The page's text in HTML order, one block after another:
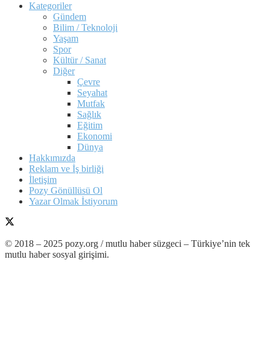
Kategoriler
Gündem
Bilim / Teknoloji
Yaşam
Spor
Kültür / Sanat
Diğer
Çevre
Seyahat
Mutfak
Sağlık
Eğitim
Ekonomi
Dünya
Hakkımızda
Reklam ve İş birliği
İletişim
Pozy Gönüllüsü Ol
Yazar Olmak İstiyorum
© 2018 – 2025 pozy.org / mutlu haber süzgeci – Türkiye’nin tek
mutlu haber sosyal girişimi.